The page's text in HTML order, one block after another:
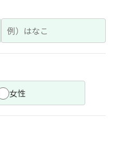
女性